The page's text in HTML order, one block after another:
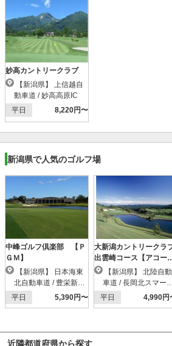
妙高カントリークラブ
動車道 / 妙高高原IC
平日
8,220円〜
新潟県で人気のゴルフ場
中峰ゴルフ倶楽部 【Ｐ
ＧＭ】
北自動車道 / 豊栄新潟
東港IC
平日 5,390円〜
大新潟カントリークラ
出雲崎コース【アコー
ィア】
車道 / 長岡北スマー
C
平日 4,990円
近隣都道府県から探す